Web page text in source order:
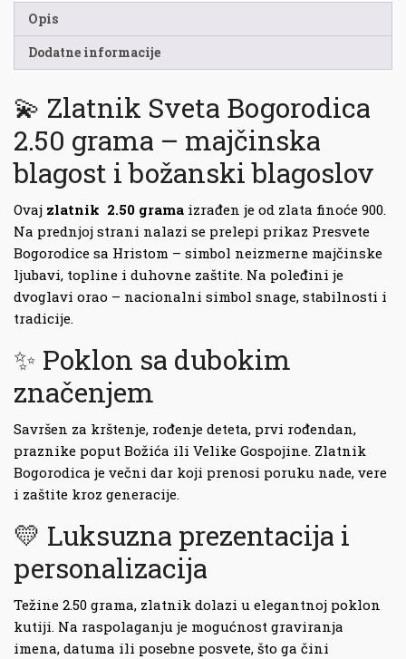
Opis
Dodatne informacije
💫 Zlatnik Sveta Bogorodica
2.50 grama – majčinska
blagost i božanski blagoslov
Ovaj zlatnik 2.50 grama izrađen je od zlata finoće 900.
Na prednjoj strani nalazi se prelepi prikaz Presvete
Bogorodice sa Hristom – simbol neizmerne majčinske
ljubavi, topline i duhovne zaštite. Na poleđini je
dvoglavi orao – nacionalni simbol snage, stabilnosti i
tradicije.
✨ Poklon sa dubokim
značenjem
Savršen za krštenje, rođenje deteta, prvi rođendan,
praznike poput Božića ili Velike Gospojine. Zlatnik
Bogorodica je večni dar koji prenosi poruku nade, vere
i zaštite kroz generacije.
💛 Luksuzna prezentacija i
personalizacija
Težine 2.50 grama, zlatnik dolazi u elegantnoj poklon
kutiji. Na raspolaganju je mogućnost graviranja
imena, datuma ili posebne posvete, što ga čini